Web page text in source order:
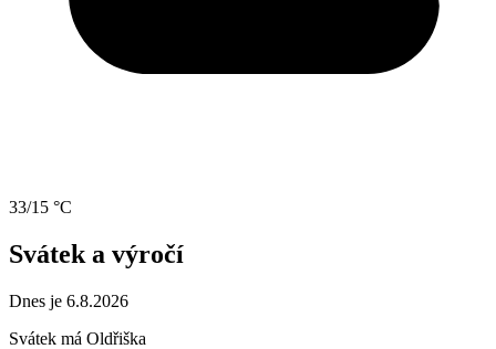
33/15 °C
Svátek a výročí
Dnes je 6.8.2026
Svátek má Oldřiška